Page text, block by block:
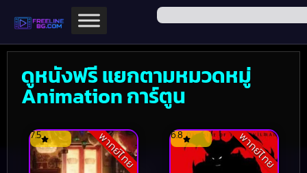
ดูหนังฟรี แยกตามหมวดหมู่
Animation การ์ตูน
พากย์ไทย
7.5 พากย์ไทย
6.8